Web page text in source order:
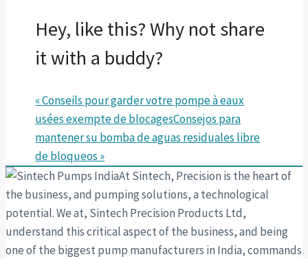
Hey, like this? Why not share
it with a buddy?
« Conseils pour garder votre pompe à eaux
usées exempte de blocagesConsejos para
mantener su bomba de aguas residuales libre
de bloqueos »
At Sintech, Precision is the heart of
the business, and pumping solutions, a technological
potential. We at, Sintech Precision Products Ltd,
understand this critical aspect of the business, and being
one of the biggest pump manufacturers in India, commands